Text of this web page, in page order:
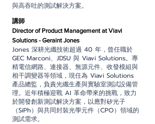
與高吞吐的測試解決方案。
講師
Director of Product Management at Viavi
Solutions - Geraint Jones
Jones 深耕光纖技術超過 40 年，曾任職於
GEC Marconi、JDSU 與 Viavi Solutions。專
精電信網路、連接器、無源元件、收發模組與
相干調變器等領域，現任為 Viavi Solutions
產品總監，負責光纖生產與實驗室測試設備管
理。近年積極迎戰 AI 革命帶來的挑戰，致力
於開發創新測試解決方案，以應對矽光子
（SiPh）與共同封裝光學元件（CPO）領域的
測試需求。